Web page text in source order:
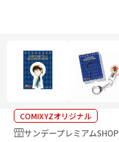
COMIXYZオリジナル
サンデープレミアムSHOP